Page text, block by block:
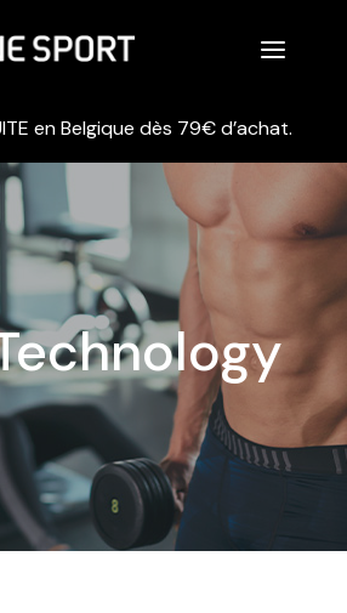
a
en Belgique dès 79€ d’achat.